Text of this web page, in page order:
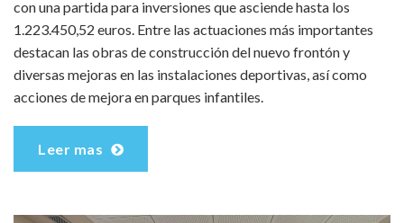
con una partida para inversiones que asciende hasta los
1.223.450,52 euros. Entre las actuaciones más importantes
destacan las obras de construcción del nuevo frontón y
diversas mejoras en las instalaciones deportivas, así como
acciones de mejora en parques infantiles.
Leer mas